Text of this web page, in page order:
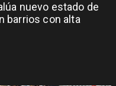
nuevo estado de
barrios con alta